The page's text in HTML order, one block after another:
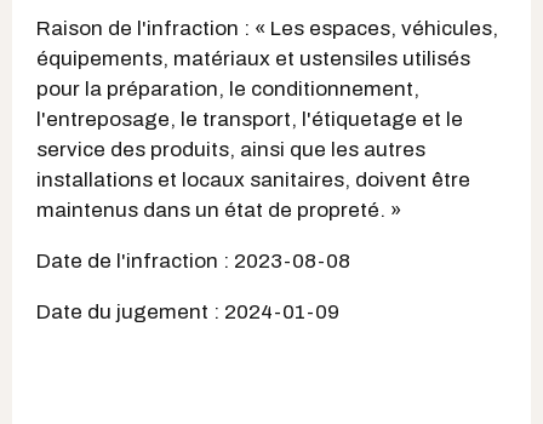
Raison de l'infraction : « Les espaces, véhicules,
équipements, matériaux et ustensiles utilisés
pour la préparation, le conditionnement,
l'entreposage, le transport, l'étiquetage et le
service des produits, ainsi que les autres
installations et locaux sanitaires, doivent être
maintenus dans un état de propreté. »
Date de l'infraction : 2023-08-08
Date du jugement : 2024-01-09